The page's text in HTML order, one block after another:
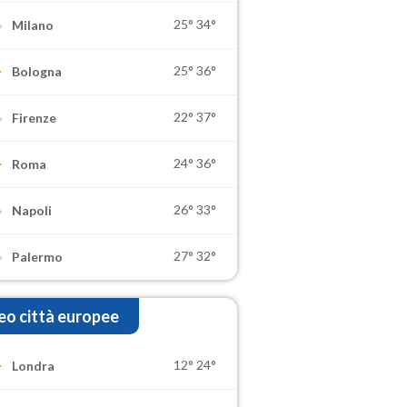
Milano 25° 34°
Bologna 25° 36°
Firenze 22° 37°
Roma 24° 36°
Napoli 26° 33°
Palermo 27° 32°
città europee
Londra 12° 24°